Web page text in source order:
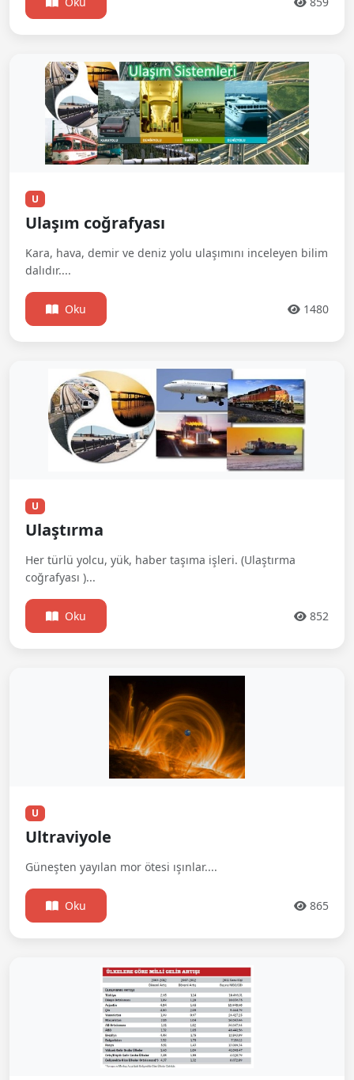
U
Ulaşım coğrafyası
Kara, hava, demir ve deniz yolu ulaşımını inceleyen bilim
dalıdır....
Oku 1480
U
Ulaştırma
Her türlü yolcu, yük, haber taşıma işleri. (Ulaştırma
coğrafyası )...
Oku 852
U
Ultraviyole
Güneşten yayılan mor ötesi ışınlar....
Oku 865